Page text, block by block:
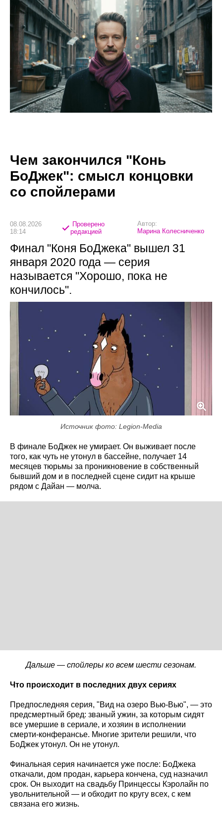
Чем закончился "Конь
БоДжек": смысл концовки
со спойлерами
08.08.2026
18:14
Проверено
редакцией
Автор:
Марина Колесниченко
Финал "Коня БоДжека" вышел 31
января 2020 года — серия
называется "Хорошо, пока не
кончилось".
Источник фото: Legion-Media
В финале БоДжек не умирает. Он выживает после
того, как чуть не утонул в бассейне, получает 14
месяцев тюрьмы за проникновение в собственный
бывший дом и в последней сцене сидит на крыше
рядом с Дайан — молча.
Дальше — спойлеры ко всем шести сезонам.
Что происходит в последних двух сериях
Предпоследняя серия, "Вид на озеро Вью-Вью", — это
предсмертный бред: званый ужин, за которым сидят
все умершие в сериале, и хозяин в исполнении
смерти-конферансье. Многие зрители решили, что
БоДжек утонул. Он не утонул.
Финальная серия начинается уже после: БоДжека
откачали, дом продан, карьера кончена, суд назначил
срок. Он выходит на свадьбу Принцессы Кэролайн по
увольнительной — и обходит по кругу всех, с кем
связана его жизнь.